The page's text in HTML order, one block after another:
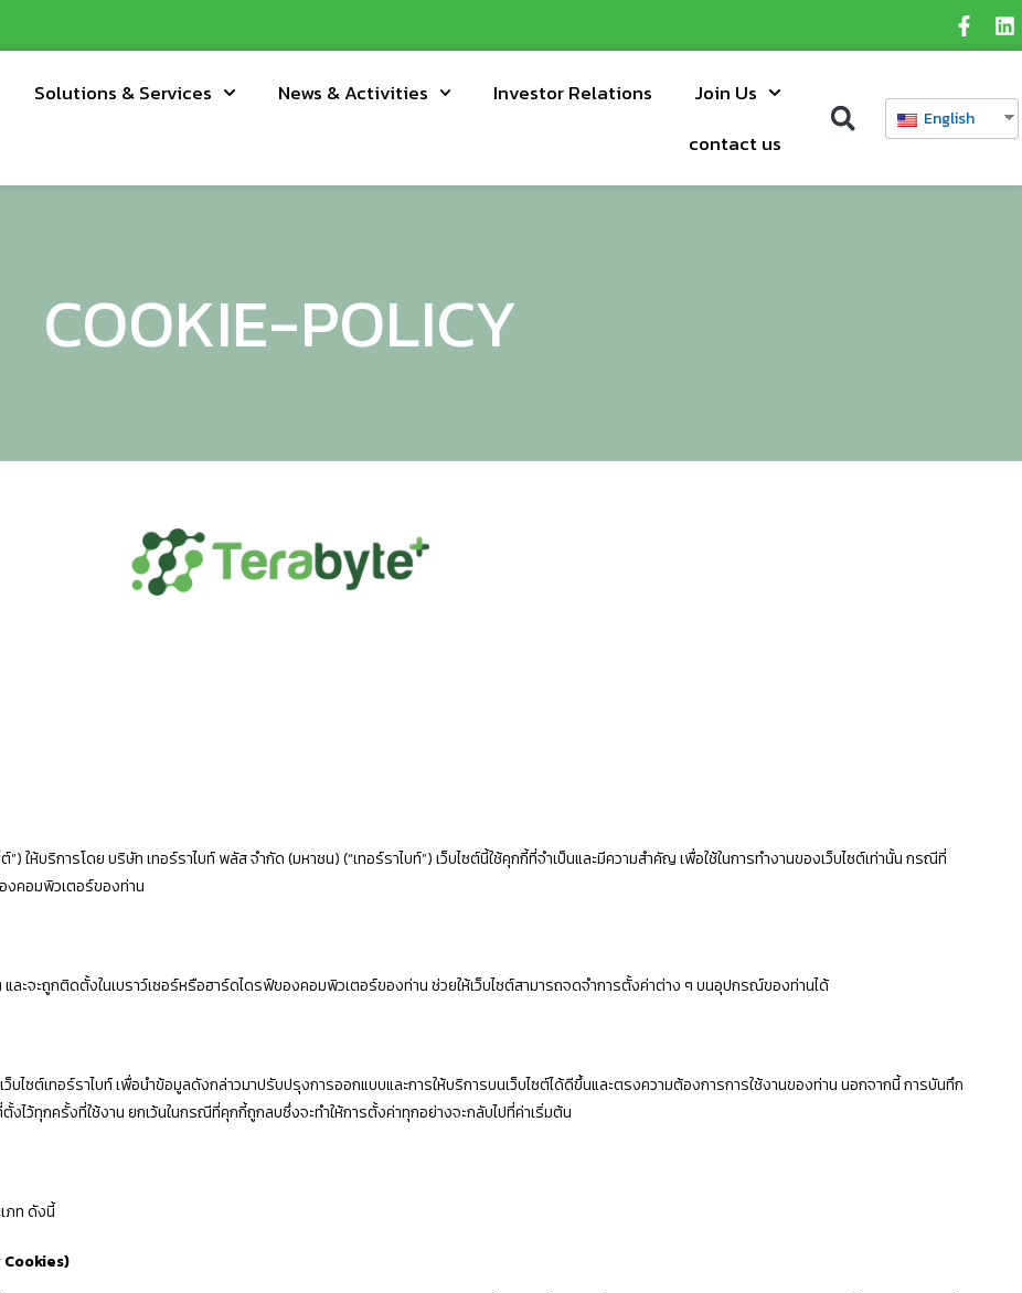
Solutions & Services News & Activities Investor Relations
Join Us
contact us
English
COOKIE-POLICY
ต์”) ให้บริการโดย บริษัท เทอร์ราไบท์ พลัส จำกัด (มหาชน) (“เทอร์ราไบท์”) เว็บไซต์นี้ใช้คุกกี้ที่จำเป็นและมีความสำคัญ เพื่อใช้ในการทำงานของเว็บไซต์เท่านั้น กรณีที่
งคอมพิวเตอร์ของท่าน
ละจะถูกติดตั้งในเบราว์เซอร์หรือฮาร์ดไดรฟ์ของคอมพิวเตอร์ของท่าน ช่วยให้เว็บไซต์สามารถจดจำการตั้งค่าต่าง ๆ บนอุปกรณ์ของท่านได้
ว็บไซต์เทอร์ราไบท์ เพื่อนำข้อมูลดังกล่าวมาปรับปรุงการออกแบบและการให้บริการบนเว็บไซต์ได้ดีขึ้นและตรงความต้องการการใช้งานของท่าน นอกจากนี้ การบันทึก
ไว้ทุกครั้งที่ใช้งาน ยกเว้นในกรณีที่คุกกี้ถูกลบซึ่งจะทำให้การตั้งค่าทุกอย่างจะกลับไปที่ค่าเริ่มต้น
ภท ดังนี้